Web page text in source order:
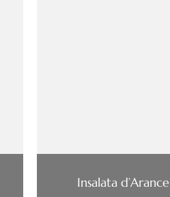
Insalata d’Arance